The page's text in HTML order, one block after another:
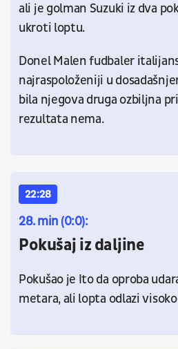
ali je golman Suzuki iz dva
ukroti loptu.
Donel Malen fudbaler
najraspoloženiji u
bila njegova druga ozbiljna
rezultata nema.
22:28
28. min (0:0):
Pokušaj iz daljine
Pokušao je Ito da oproba
metara, ali lopta odlazi